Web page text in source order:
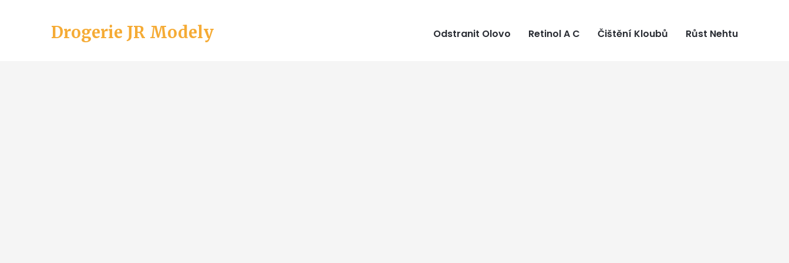
Drogerie JR Modely Odstranit Olovo Retinol A C Čištění Kloubů Růst Nehtu